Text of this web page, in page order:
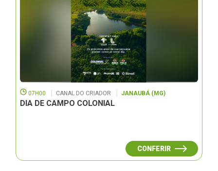
07H00 CANAL DO CRIADOR JANAUBÁ (MG)
DIA DE CAMPO COLONIAL
CONFERIR